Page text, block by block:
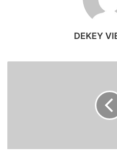
DEKEY